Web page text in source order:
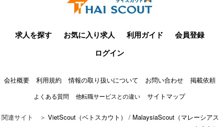
求人を探す お気に入り求人 利用ガイド
会員登録
ログイン
会社概要 利用規約 情報の取り扱いについて お問い合わせ 掲載依頼
よくある質問 他転職サービスとの違い サイトマップ
関連サイト ＞ VietScout（ベトスカウト） / MalaysiaScout（マレーシアス